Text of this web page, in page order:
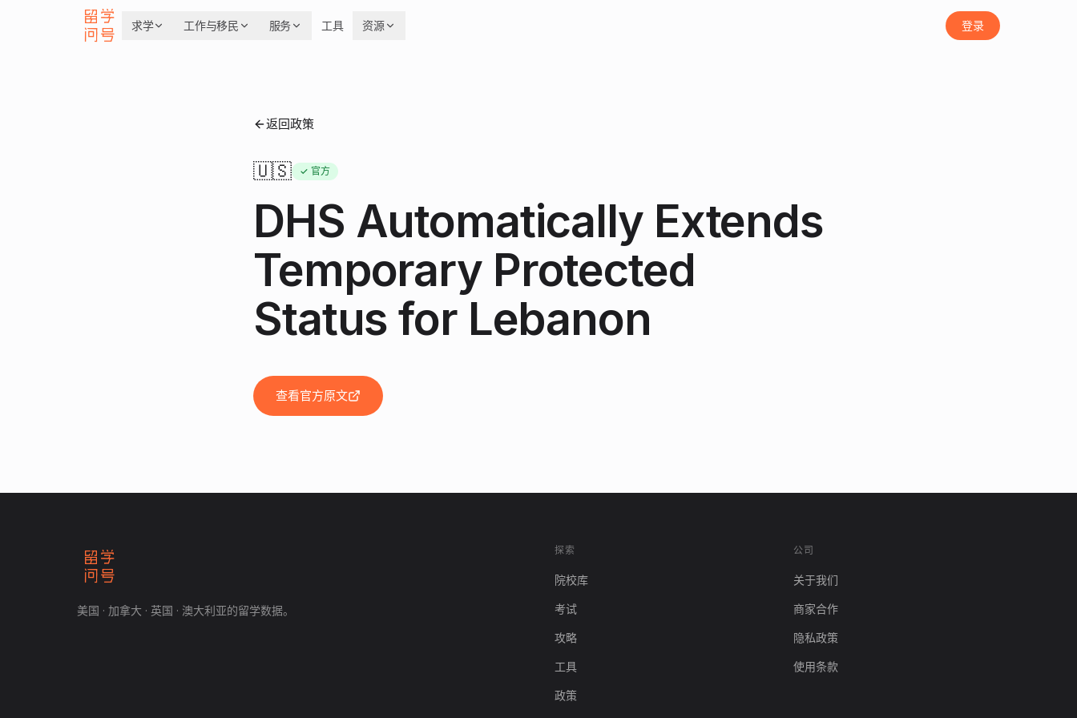
求学 工作与移民 服务 工具 资源 登录
返回政策
🇺🇸 ✓ 官方
DHS Automatically Extends
Temporary Protected
Status for Lebanon
查看官方原文
美国 · 加拿大 · 英国 · 澳大利亚的留学数据。
探索
院校库
考试
攻略
工具
政策
公司
关于我们
商家合作
隐私政策
使用条款